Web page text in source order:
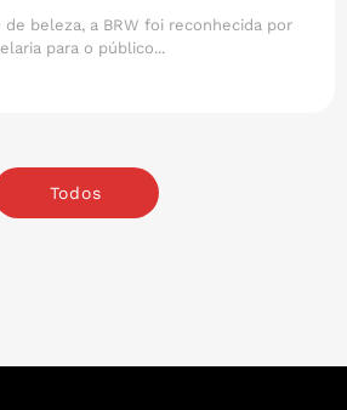
beleza, a BRW foi reconhecida por
para o público...
Todos